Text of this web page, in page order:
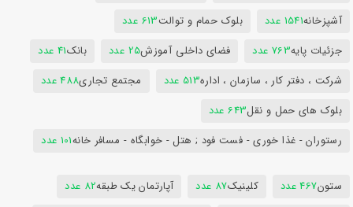
آشپزخانه1541 عدد بلوک حمام و توالت613 عدد
جزئیات پایه763 عدد فضای داخلی آموزش25 عدد بانک41 عدد
شرکت ، دفتر کار ، سازمان ، اداره513 عدد مجتمع تجاری488 عدد
بلوک های حمل و نقل643 عدد
رستوران - غذا خوری - فست فود ; هتل - خوابگاه - مسافر خانه101 عدد
ستون467 عدد کلینیک87 عدد آپارتمان یک طبقه82 عدد